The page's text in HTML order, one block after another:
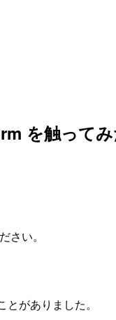
を触って
さい。
がありました。